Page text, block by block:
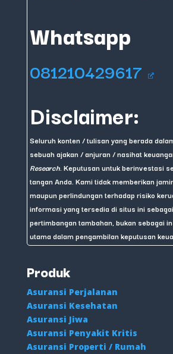
Whatsapp
081210429617
Disclaimer:
Seluruh konten / tulisan yang berada
sebuah ajakan / anjuran / nasihat
Research . Keputusan untuk berinvestasi
tangan Anda. Kami tidak memberikan
maupun perlindungan terhadap risiko
informasi yang tersedia di situs ini
pertimbangan tambahan, bukan sebagai
utama dalam pengambilan keputusan
Produk
Asuransi Perjalanan
Asuransi Kesehatan
Asuransi Jiwa
Asuransi Penyakit Kritis
Asuransi Properti / Rumah